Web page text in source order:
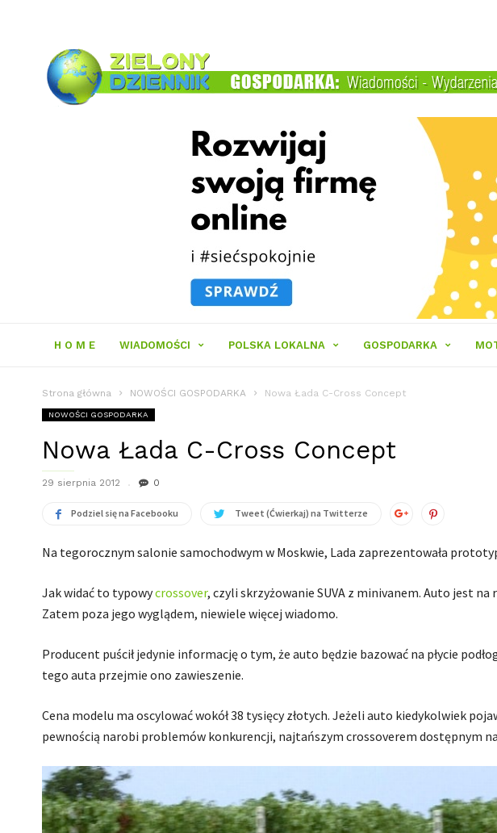
Zielony
Dziennik
H O M E WIADOMOŚCI POLSKA LOKALNA GOSPODARKA
Strona główna NOWOŚCI GOSPODARKA Nowa Łada C-Cross Concept
NOWOŚCI GOSPODARKA
Nowa Łada C-Cross Concept
29 sierpnia 2012 0
Podziel się na Facebooku Tweet (Ćwierkaj) na Twitterze
Na tegorocznym salonie samochodwym w Moskwie, Lada zaprezentowała
Jak widać to typowycrossover, czyli skrzyżowanie SUVA z minivanem. Auto jest
Zatem poza jego wyglądem, niewiele więcej wiadomo.
Producent puścił jedynie informację o tym, że auto będzie bazować na płycie
tego auta przejmie ono zawieszenie.
Cena modelu ma oscylować wokół 38 tysięcy złotych. Jeżeli auto kiedykolwiek
pewnością narobi problemów konkurencji, najtańszym crossoverem dostępnym